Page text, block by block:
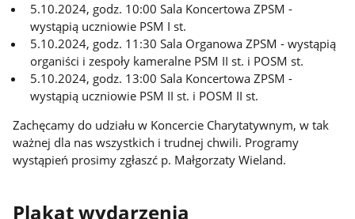
5.10.2024, godz. 10:00 Sala Koncertowa ZPSM -
wystąpią uczniowie PSM I st.
5.10.2024, godz. 11:30 Sala Organowa ZPSM - wystąpią
organiści i zespoły kameralne PSM II st. i POSM st.
5.10.2024, godz. 13:00 Sala Koncertowa ZPSM -
wystąpią uczniowie PSM II st. i POSM II st.
Zachęcamy do udziału w Koncercie Charytatywnym, w tak
ważnej dla nas wszystkich i trudnej chwili. Programy
wystąpień prosimy zgłaszć p. Małgorzaty Wieland.
Plakat wydarzenia